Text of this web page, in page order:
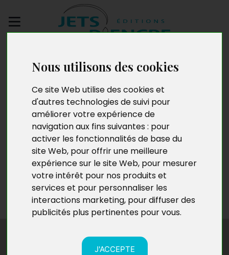
Nous utilisons des cookies
Ce site Web utilise des cookies et
d'autres technologies de suivi pour
améliorer votre expérience de
navigation aux fins suivantes : pour
activer les fonctionnalités de base du
site Web, pour offrir une meilleure
expérience sur le site Web, pour mesurer
votre intérêt pour nos produits et
services et pour personnaliser les
interactions marketing, pour diffuser des
publicités plus pertinentes pour vous.
J'ACCEPTE
manuscrit
Sophie Roselmac
Née en Martinique, Sophie Roselmac est révélatrice de
potentiels. Elle utilise ainsi sa force créative, son
intuition et sa spiritualité pour aider les personnes à
révéler et exploiter leurs ressources internes afin de
trouver les clés de leur épanouissement personnel et
professionnel.